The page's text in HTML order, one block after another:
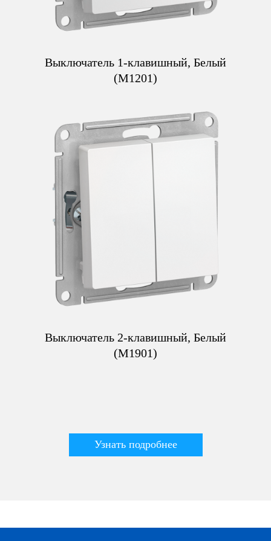
Выключатель 1-клавишный, Белый
(M1201)
Выключатель 2-клавишный, Белый
(M1901)
Узнать подробнее